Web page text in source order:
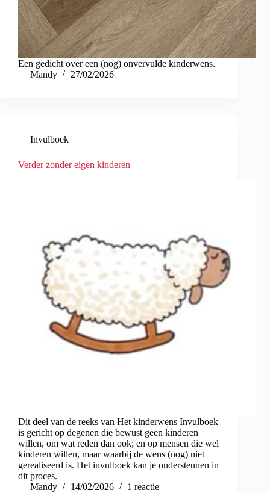
Een gedicht over een (nog) onvervulde kinderwens.
Mandy
27/02/2026
Invulboek
Verder zonder eigen kinderen
Dit deel van de reeks van Het kinderwens Invulboek
is gericht op degenen die bewust geen kinderen
willen, om wat reden dan ook; en op mensen die wel
kinderen willen, maar waarbij de wens (nog) niet
gerealiseerd is. Het invulboek kan je ondersteunen in
dit proces.
Mandy
14/02/2026 1 reactie